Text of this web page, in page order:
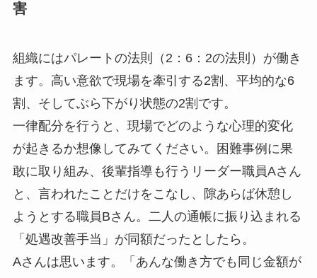
害
組織にはパレートの法則（2：6：2の法則）が働き
ます。高い意欲で現場を牽引する2割、平均的な6
割、そしてぶら下がり状態の2割です。
一律配分を行うと、現場でどのような心理的変化
が起きるか想像してみてください。困難事例に果
敢に取り組み、後輩指導も行うリーダー職員Aさん
と、言われたことだけをこなし、隙あらば休憩し
ようとする職員Bさん。二人の通帳に振り込まれる
「処遇改善手当」が同額だったとしたら。
Aさんは思います。「あんな働き方でも同じ金額が